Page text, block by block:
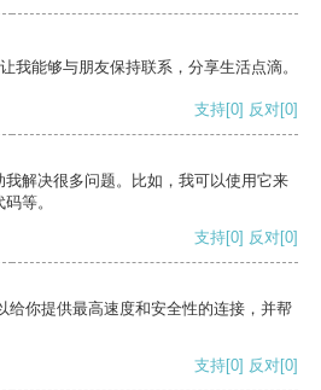
我能够与朋友保持联系，分享生活点滴。
支持[0] 反对[0]
解决很多问题。比如，我可以使用它来
等。
支持[0] 反对[0]
给你提供最高速度和安全性的连接，并帮
支持[0] 反对[0]